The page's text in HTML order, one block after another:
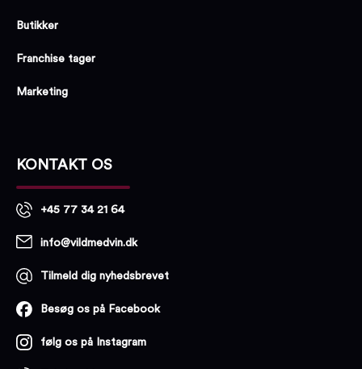
Butikker
Franchise tager
Marketing
KONTAKT OS
+45 77 34 21 64
info@vildmedvin.dk
Tilmeld dig nyhedsbrevet
Besøg os på Facebook
følg os på Instagram